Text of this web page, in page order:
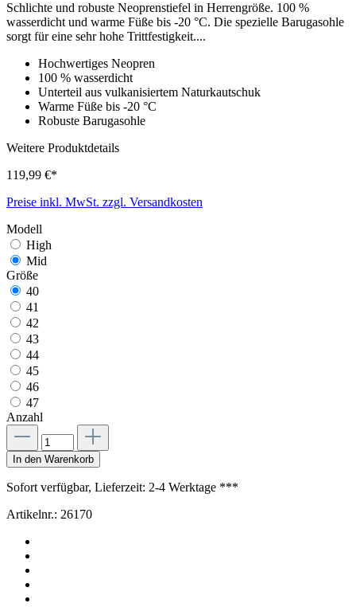
Schlichte und robuste Neoprenstiefel in Herrengröße. 100 %
wasserdicht und warme Füße bis -20 °C. Die spezielle Barugasohle
sorgt für eine sehr hohe Trittfestigkeit....
Hochwertiges Neopren
100 % wasserdicht
Unterteil aus vulkanisiertem Naturkautschuk
Warme Füße bis -20 °C
Robuste Barugasohle
Weitere Produktdetails
119,99 €*
Preise inkl. MwSt. zzgl. Versandkosten
Modell
High
Mid
Größe
40
41
42
43
44
45
46
47
Anzahl
In den Warenkorb
Sofort verfügbar, Lieferzeit: 2-4 Werktage ***
Artikelnr.: 26170